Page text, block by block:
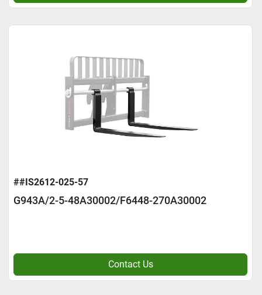
##IS2612-025-57
G943A/2-5-48A30002/F6448-270A30002
Contact Us